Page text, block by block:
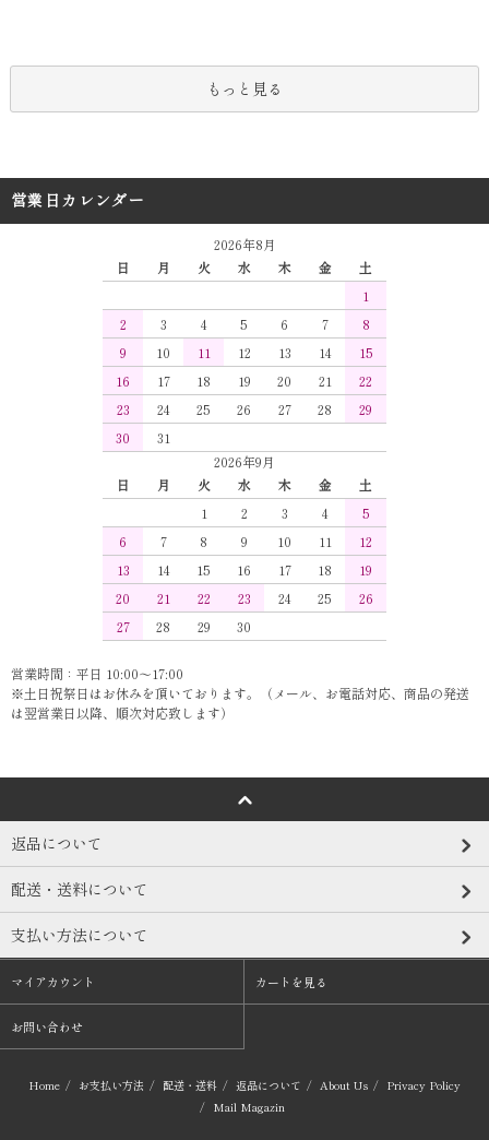
もっと見る
営業日カレンダー
2026年8月
日
月 火 水 木 金
土
1
2
3 4 5 6 7
8
9
10 11 12 13 14
15
16
17 18 19 20 21
22
23
24 25 26 27 28
29
30
31
2026年9月
日
月 火 水 木 金
土
1
2 3 4
5
6
7 8 9 10 11
12
13
14 15 16 17 18
19
20
21 22 23 24 25
26
27
28 29 30
営業時間：平日 10:00～17:00
※土日祝祭日はお休みを頂いております。（メール、お電話対応、商品の発送
は翌営業日以降、順次対応致します）
返品について
配送・送料について
支払い方法について
マイアカウント カートを見る
お問い合わせ
Home / お支払い方法 / 配送・送料 / 返品について / About Us / Privacy Policy
/ Mail Magazin